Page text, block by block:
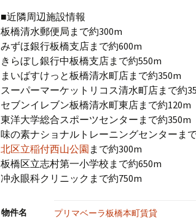
■近隣周辺施設情報
板橋清水郵便局まで約300m
みずほ銀行板橋支店まで約600m
きらぼし銀行中板橋支店まで約550m
まいばすけっと板橋清水町店まで約350m
スーパーマーケットリコス清水町店まで約
セブンイレブン板橋清水町東店まで約120m
東洋大学総合スポーツセンターまで約350m
味の素ナショナルトレーニングセンターま
北区立稲付西山公園 まで約300m
板橋区立志村第一小学校まで約650m
冲永眼科クリニックまで約750m
物件名 プリマベーラ板橋本町賃貸